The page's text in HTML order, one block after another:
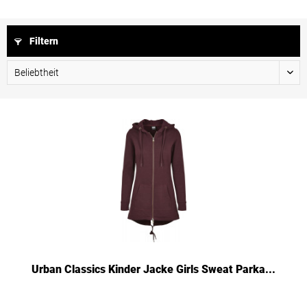
Filtern
Urban Classics Kinder Jacke Girls Sweat Parka...